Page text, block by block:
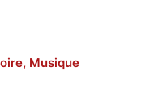
, Musique